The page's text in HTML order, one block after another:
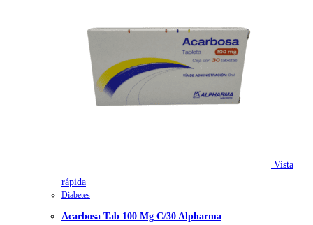
Vista
rápida
Diabetes
Acarbosa Tab 100 Mg C/30 Alpharma